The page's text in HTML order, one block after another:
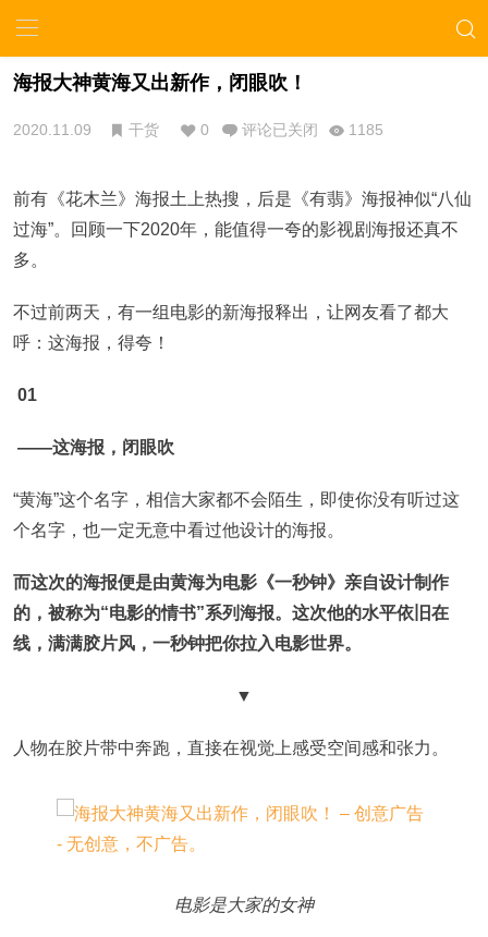
海报大神黄海又出新作，闭眼吹！
2020.11.09 干货 0 评论已关闭 1185
前有《花木兰》海报土上热搜，后是《有翡》海报神似“八仙
过海”。回顾一下2020年，能值得一夸的影视剧海报还真不
多。
不过前两天，有一组电影的新海报释出，让网友看了都大
呼：这海报，得夸！
01
——这海报，闭眼吹
“黄海”这个名字，相信大家都不会陌生，即使你没有听过这
个名字，也一定无意中看过他设计的海报。
而这次的海报便是由黄海为电影《一秒钟》亲自设计制作
的，被称为“电影的情书”系列海报。这次他的水平依旧在
线，满满胶片风，一秒钟把你拉入电影世界。
▼
人物在胶片带中奔跑，直接在视觉上感受空间感和张力。
电影是大家的女神